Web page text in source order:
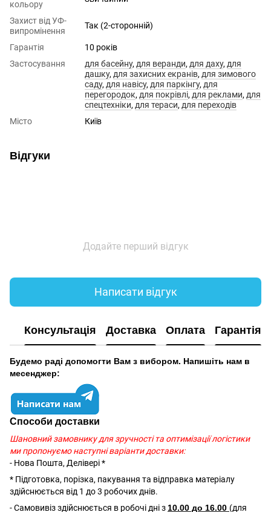
кольору
Захист від УФ-
випромінення
Так (2-сторонній)
Гарантія
10 років
Застосування
для басейну, для веранди, для даху, для
дашку, для захисних екранів, для зимового
саду, для навісу, для паркінгу, для
перегородок, для покрівлі, для реклами, для
спецтехніки, для тераси, для переходів
Місто
Київ
Відгуки
Додайте перший відгук
Написати відгук
Консультація Доставка Оплата Гарантія
Будемо раді допомогти Вам з вибором. Напишіть нам в
месенджер:
Способи доставки
Шановний замовнику для зручності та оптимізації логістики
ми пропонуємо наступні варіанти доставки:
- Нова Пошта, Делівері *
* Підготовка, порізка, пакування та відправка матеріалу
здійснюється від 1 до 3 робочих днів.
- Самовивіз здійснюється в робочі дні з 10.00 до 16.00 (для